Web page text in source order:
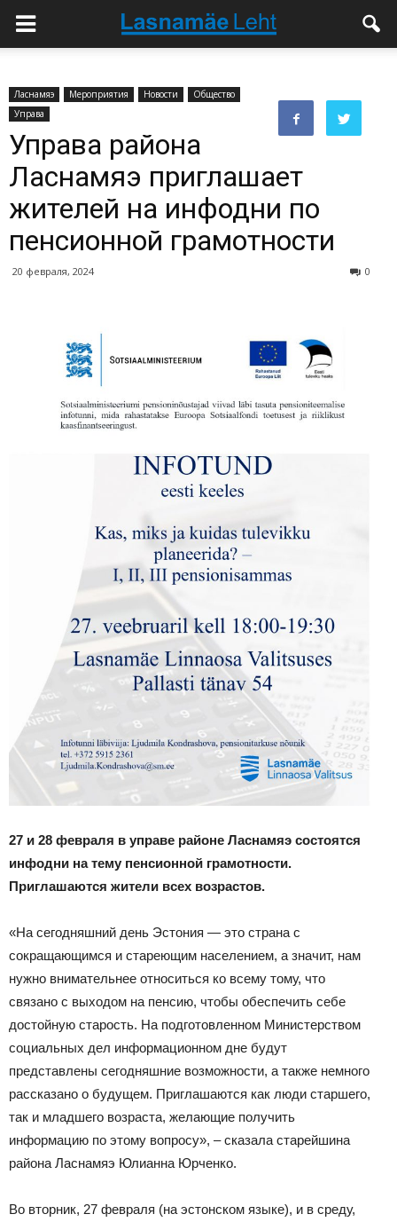
Ласнамяэ Мероприятия Новости
Общество
Управа
Управа района
Ласнамяэ приглашает
жителей на инфодни по
пенсионной грамотности
20 февраля, 2024 0
27 и 28 февраля в управе районе Ласнамяэ состоятся
инфодни на тему пенсионной грамотности.
Приглашаются жители всех возрастов.
«На сегодняшний день Эстония — это страна с
сокращающимся и стареющим населением, а значит, нам
нужно внимательнее относиться ко всему тому, что
связано с выходом на пенсию, чтобы обеспечить себе
достойную старость. На подготовленном Министерством
социальных дел информационном дне будут
представлены сегодняшние возможности, а также немного
рассказано о будущем. Приглашаются как люди старшего,
так и младшего возраста, желающие получить
информацию по этому вопросу», – сказала старейшина
района Ласнамяэ Юлианна Юрченко.
Во вторник, 27 февраля (на эстонском языке), и в среду,